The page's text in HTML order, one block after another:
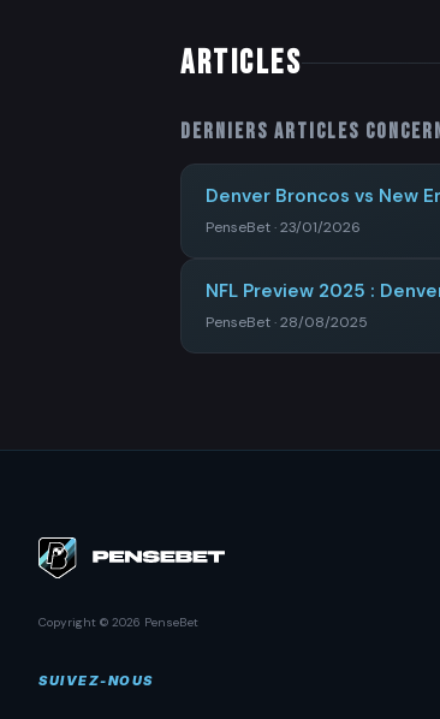
ARTICLES
Derniers articles
Denver Broncos vs New
PenseBet · 23/01/2026
NFL Preview 2025 :
PenseBet · 28/08/2025
Copyright © 2026 PenseBet
SUIVEZ-NOUS